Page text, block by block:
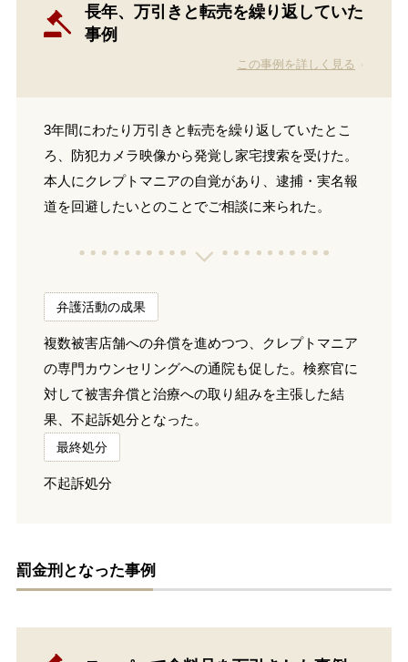
長年、万引きと転売を繰り返していた
事例
この事例を詳しく見る
3年間にわたり万引きと転売を繰り返していたとこ
ろ、防犯カメラ映像から発覚し家宅捜索を受けた。
本人にクレプトマニアの自覚があり、逮捕・実名報
道を回避したいとのことでご相談に来られた。
弁護活動の成果
複数被害店舗への弁償を進めつつ、クレプトマニア
の専門カウンセリングへの通院も促した。検察官に
対して被害弁償と治療への取り組みを主張した結
果、不起訴処分となった。
最終処分
不起訴処分
罰金刑となった事例